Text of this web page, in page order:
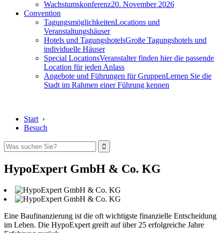
Wachstumskonferenz20. November 2026
Convention
TagungsmöglichkeitenLocations und
Veranstaltungshäuser
Hotels und TagungshotelsGroße Tagungshotels und
individuelle Häuser
Special LocationsVeranstalter finden hier die passende
Location für jeden Anlass
Angebote und Führungen für GruppenLernen Sie die
Stadt im Rahmen einer Führung kennen
Start ›
Besuch
HypoExpert GmbH & Co. KG
Eine Baufinanzierung ist die oft wichtigste finanzielle Entscheidung
im Leben. Die HypoExpert greift auf über 25 erfolgreiche Jahre